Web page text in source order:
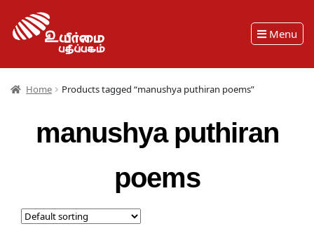
Menu
Home Products tagged “manushya puthiran poems”
manushya puthiran
poems